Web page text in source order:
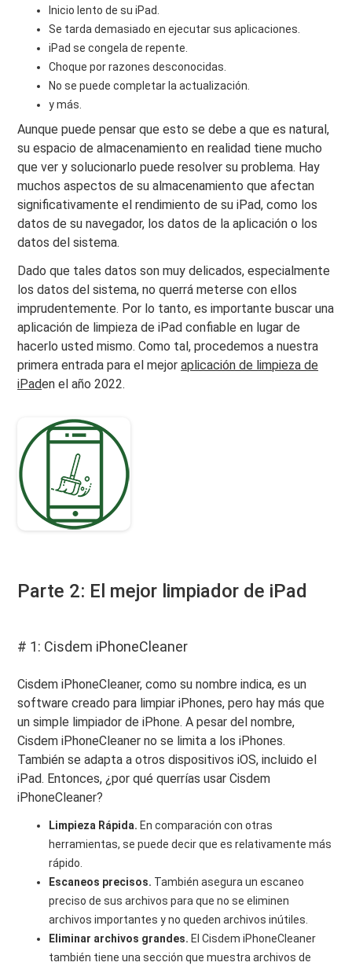
Inicio lento de su iPad.
Se tarda demasiado en ejecutar sus aplicaciones.
iPad se congela de repente.
Choque por razones desconocidas.
No se puede completar la actualización.
y más.
Aunque puede pensar que esto se debe a que es natural,
su espacio de almacenamiento en realidad tiene mucho
que ver y solucionarlo puede resolver su problema. Hay
muchos aspectos de su almacenamiento que afectan
significativamente el rendimiento de su iPad, como los
datos de su navegador, los datos de la aplicación o los
datos del sistema.
Dado que tales datos son muy delicados, especialmente
los datos del sistema, no querrá meterse con ellos
imprudentemente. Por lo tanto, es importante buscar una
aplicación de limpieza de iPad confiable en lugar de
hacerlo usted mismo. Como tal, procedemos a nuestra
primera entrada para el mejoraplicación de limpieza de
iPaden el año 2022.
Parte 2: El mejor limpiador de iPad
# 1: Cisdem iPhoneCleaner
Cisdem iPhoneCleaner, como su nombre indica, es un
software creado para limpiar iPhones, pero hay más que
un simple limpiador de iPhone. A pesar del nombre,
Cisdem iPhoneCleaner no se limita a los iPhones.
También se adapta a otros dispositivos iOS, incluido el
iPad. Entonces, ¿por qué querrías usar Cisdem
iPhoneCleaner?
Limpieza Rápida. En comparación con otras
herramientas, se puede decir que es relativamente más
rápido.
Escaneos precisos. También asegura un escaneo
preciso de sus archivos para que no se eliminen
archivos importantes y no queden archivos inútiles.
Eliminar archivos grandes. El Cisdem iPhoneCleaner
también tiene una sección que muestra archivos de